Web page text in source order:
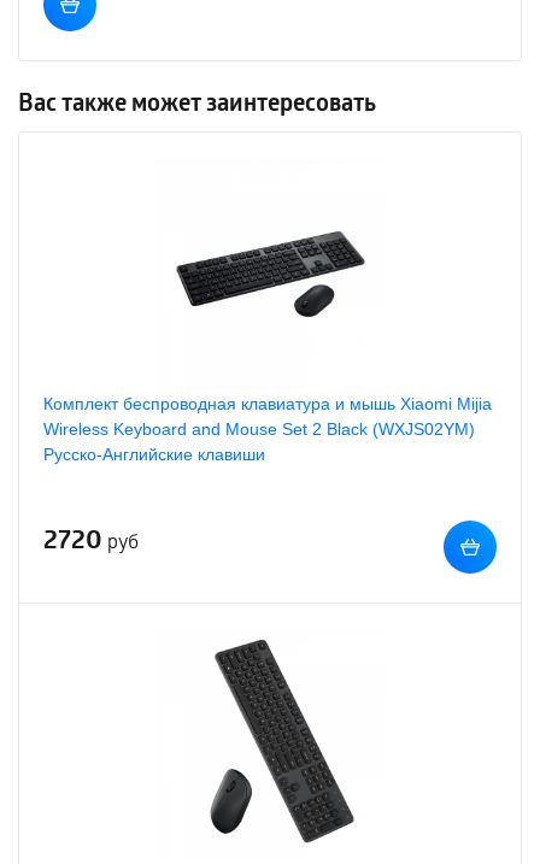
Вас также может заинтересовать
Комплект беспроводная клавиатура и мышь Xiaomi Mijia
Wireless Keyboard and Mouse Set 2 Black (WXJS02YM)
Русско-Английские клавиши
2720 руб